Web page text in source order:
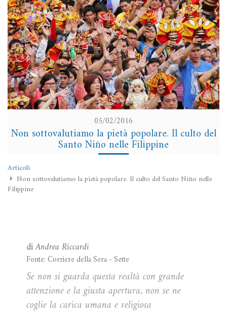
05/02/2016
Non sottovalutiamo la pietà popolare. Il culto del
Santo Niño nelle Filippine
Articoli
Non sottovalutiamo la pietà popolare. Il culto del Santo Niño nelle
Filippine
diAndrea Riccardi
Fonte: Corriere della Sera - Sette
Se non si guarda questa realtà con grande
attenzione e la giusta apertura, non se ne
coglie la carica umana e religiosa